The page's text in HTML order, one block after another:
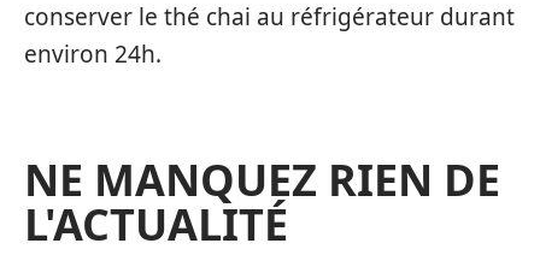
conserver le thé chai au réfrigérateur durant
environ 24h.
NE MANQUEZ RIEN DE
L'ACTUALITÉ